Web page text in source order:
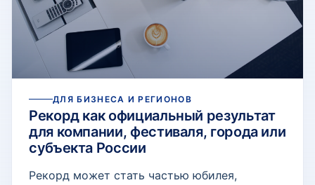
ДЛЯ БИЗНЕСА И РЕГИОНОВ
Рекорд как официальный результат
для компании, фестиваля, города или
субъекта России
Рекорд может стать частью юбилея,